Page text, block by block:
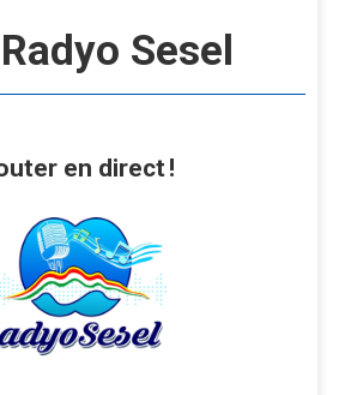
Sesel
en direct !